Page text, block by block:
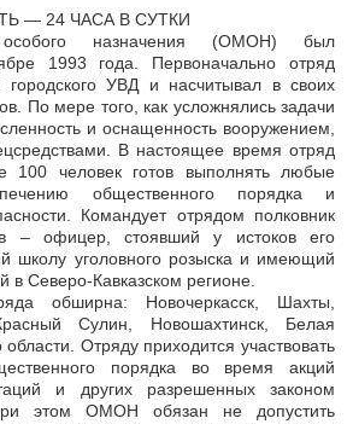
— 24 ЧАСА В СУТКИ
назначения (ОМОН) был
1993 года. Первоначально отряд
городского УВД и насчитывал в своих
По мере того, как усложнялись задачи
и оснащенность вооружением,
В настоящее время отряд
100 человек готов выполнять любые
общественного порядка и
Командует отрядом полковник
– офицер, стоявший у истоков его
школу уголовного розыска и имеющий
в Северо-Кавказском регионе.
обширна: Новочеркасск, Шахты,
Сулин, Новошахтинск, Белая
Отряду приходится участвовать
порядка во время акций
и других разрешенных законом
этом ОМОН обязан не допустить